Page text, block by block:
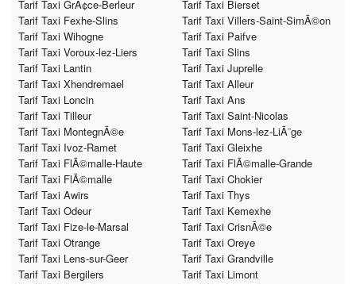
Tarif Taxi GrÃ¢ce-Berleur
Tarif Taxi Bierset
Tarif Taxi Fexhe-Slins
Tarif Taxi Villers-Saint-SimÃ©on
Tarif Taxi Wihogne
Tarif Taxi Paifve
Tarif Taxi Voroux-lez-Liers
Tarif Taxi Slins
Tarif Taxi Lantin
Tarif Taxi Juprelle
Tarif Taxi Xhendremael
Tarif Taxi Alleur
Tarif Taxi Loncin
Tarif Taxi Ans
Tarif Taxi Tilleur
Tarif Taxi Saint-Nicolas
Tarif Taxi MontegnÃ©e
Tarif Taxi Mons-lez-LiÃ¨ge
Tarif Taxi Ivoz-Ramet
Tarif Taxi Gleixhe
Tarif Taxi FlÃ©malle-Haute
Tarif Taxi FlÃ©malle-Grande
Tarif Taxi FlÃ©malle
Tarif Taxi Chokier
Tarif Taxi Awirs
Tarif Taxi Thys
Tarif Taxi Odeur
Tarif Taxi Kemexhe
Tarif Taxi Fize-le-Marsal
Tarif Taxi CrisnÃ©e
Tarif Taxi Otrange
Tarif Taxi Oreye
Tarif Taxi Lens-sur-Geer
Tarif Taxi Grandville
Tarif Taxi Bergilers
Tarif Taxi Limont